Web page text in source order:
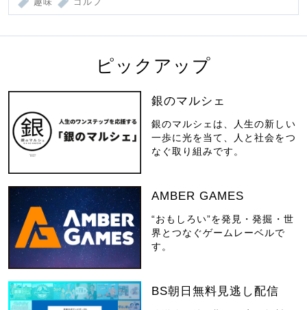
ピックアップ
銀のマルシェ
銀のマルシェは、人生の新しい
一歩に光を当て、人と社会をつ
なぐ取り組みです。
AMBER GAMES
“おもしろい”を発見・発掘・世
界とつなぐゲームレーベルで
す。
BS朝日無料見逃し配信